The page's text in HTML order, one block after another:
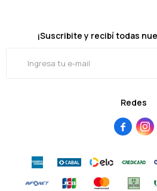
Redes
 
¡Suscribite y recibí todas